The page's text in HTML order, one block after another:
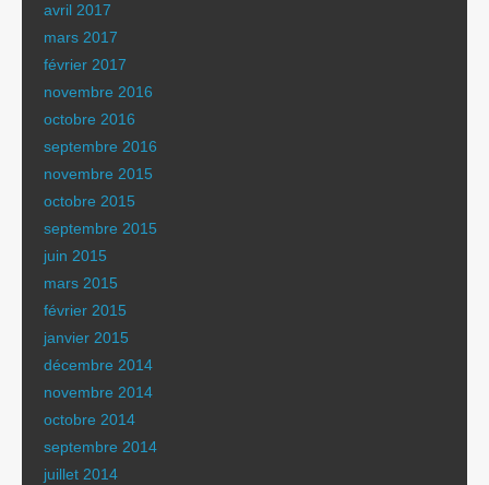
avril 2017
mars 2017
février 2017
novembre 2016
octobre 2016
septembre 2016
novembre 2015
octobre 2015
septembre 2015
juin 2015
mars 2015
février 2015
janvier 2015
décembre 2014
novembre 2014
octobre 2014
septembre 2014
juillet 2014